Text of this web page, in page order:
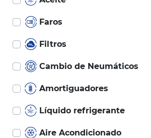
Faros
Filtros
Cambio de Neumáticos
Amortiguadores
Líquido refrigerante
Aire Acondicionado